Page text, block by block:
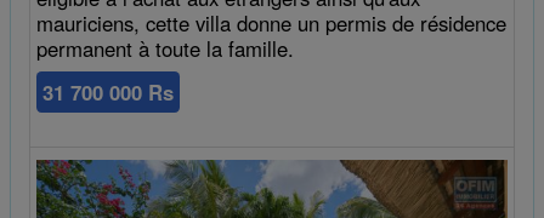
mauriciens, cette villa donne un permis de résidence
permanent à toute la famille.
31 700 000 Rs